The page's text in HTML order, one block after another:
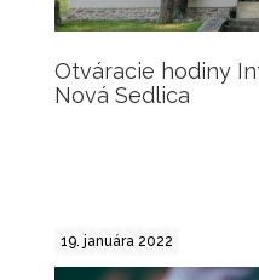
Otváracie hodiny
Nová Sedlica
19. januára 2022